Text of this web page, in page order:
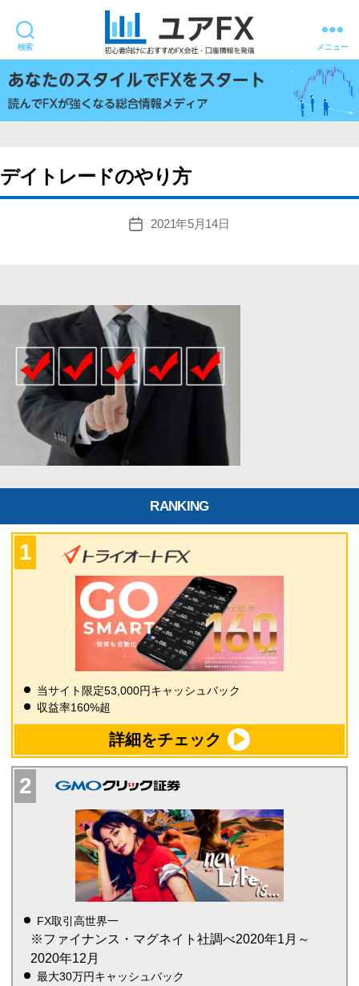
検索
ユ
ア
FX
メニュー
デイトレードのやり方
投
2021年5月14日
RANKING
当サイト限定53,000円キャッシュバック
収益率160%超
詳細をチェック
FX取引高世界一
※ファイナンス・マグネイト社調べ2020年1月～
2020年12月
最大30万円キャッシュバック